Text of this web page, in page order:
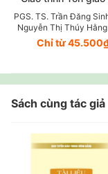
PGS. TS. Trần Đăng
Nguyễn Thị Thúy
Trần Thị Hà Giang
Chỉ từ
Sách cùng tác giả